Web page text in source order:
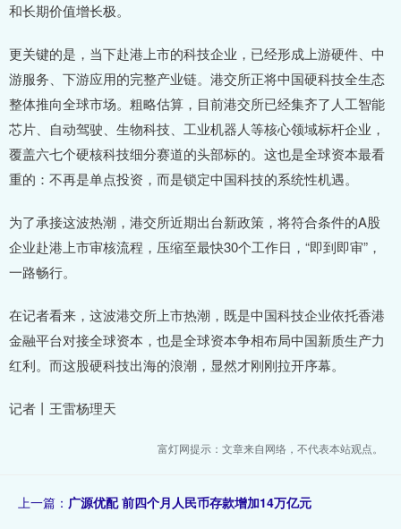
和长期价值增长极。
更关键的是，当下赴港上市的科技企业，已经形成上游硬件、中
游服务、下游应用的完整产业链。港交所正将中国硬科技全生态
整体推向全球市场。粗略估算，目前港交所已经集齐了人工智能
芯片、自动驾驶、生物科技、工业机器人等核心领域标杆企业，
覆盖六七个硬核科技细分赛道的头部标的。这也是全球资本最看
重的：不再是单点投资，而是锁定中国科技的系统性机遇。
为了承接这波热潮，港交所近期出台新政策，将符合条件的A股
企业赴港上市审核流程，压缩至最快30个工作日，“即到即审”，
一路畅行。
在记者看来，这波港交所上市热潮，既是中国科技企业依托香港
金融平台对接全球资本，也是全球资本争相布局中国新质生产力
红利。而这股硬科技出海的浪潮，显然才刚刚拉开序幕。
记者丨王雷杨理天
富灯网提示：文章来自网络，不代表本站观点。
上一篇： 广源优配 前四个月人民币存款增加14万亿元